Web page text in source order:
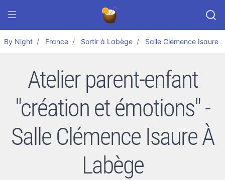
By Night France Sortir à Labège Salle Clémence Isaure
Atelier parent-enfant
"création et émotions" -
Salle Clémence Isaure À
Labège